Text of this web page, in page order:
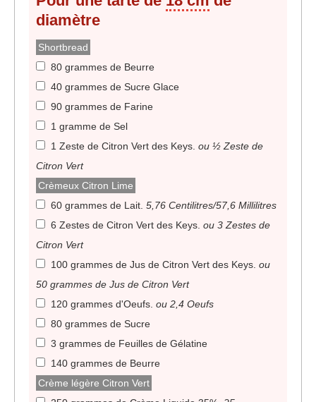
diamètre
Shortbread
80 grammes de Beurre
40 grammes de Sucre Glace
90 grammes de Farine
1 gramme de Sel
1 Zeste de Citron Vert des Keys. ou ½ Zeste de
Citron Vert
Crèmeux Citron Lime
60 grammes de Lait. 5,76 Centilitres/57,6 Millilitres
6 Zestes de Citron Vert des Keys. ou 3 Zestes de
Citron Vert
100 grammes de Jus de Citron Vert des Keys. ou
50 grammes de Jus de Citron Vert
120 grammes d'Oeufs. ou 2,4 Oeufs
80 grammes de Sucre
3 grammes de Feuilles de Gélatine
140 grammes de Beurre
Crème légère Citron Vert